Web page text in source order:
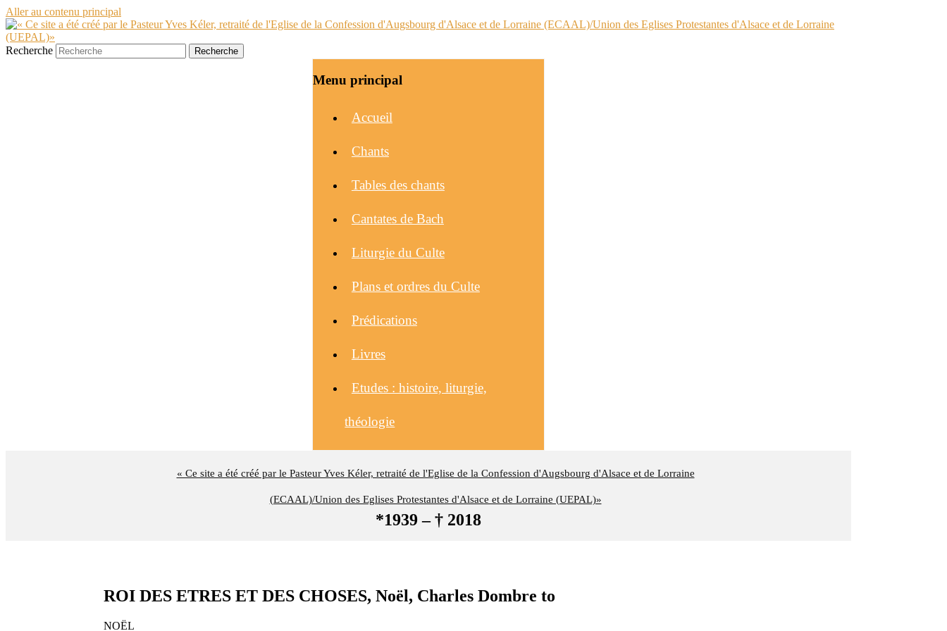
Aller au contenu principal
« Ce site a été créé par le Pasteur Yves Kéler, retraité de l'Eglise de la Confession d'Augsbourg d'Alsace et de Lorraine
(ECAAL)/Union des Eglises Protestantes d'Alsace et de Lorraine (UEPAL)»
*1939 – † 2018
Recherche
Menu principal
Accueil
Chants
Tables des chants
Cantates de Bach
Liturgie du Culte
Plans et ordres du Culte
Prédications
Livres
Etudes : histoire, liturgie,
théologie
ROI DES ETRES ET DES CHOSES, Noël, Charles Dombre to
NOËL